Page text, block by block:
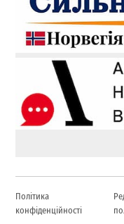
Політика
конфіденційності